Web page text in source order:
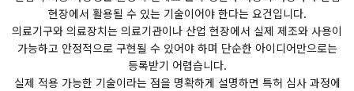
현장에서 활용될 수 있는 기술이어야 한다는 요건입니다.
의료기구와 의료장치는 의료기관이나 산업 현장에서 실제 제조와 사용이
가능하고 안정적으로 구현될 수 있어야 하며 단순한 아이디어만으로는
등록받기 어렵습니다.
실제 적용 가능한 기술이라는 점을 명확하게 설명하면 특허 심사 과정에